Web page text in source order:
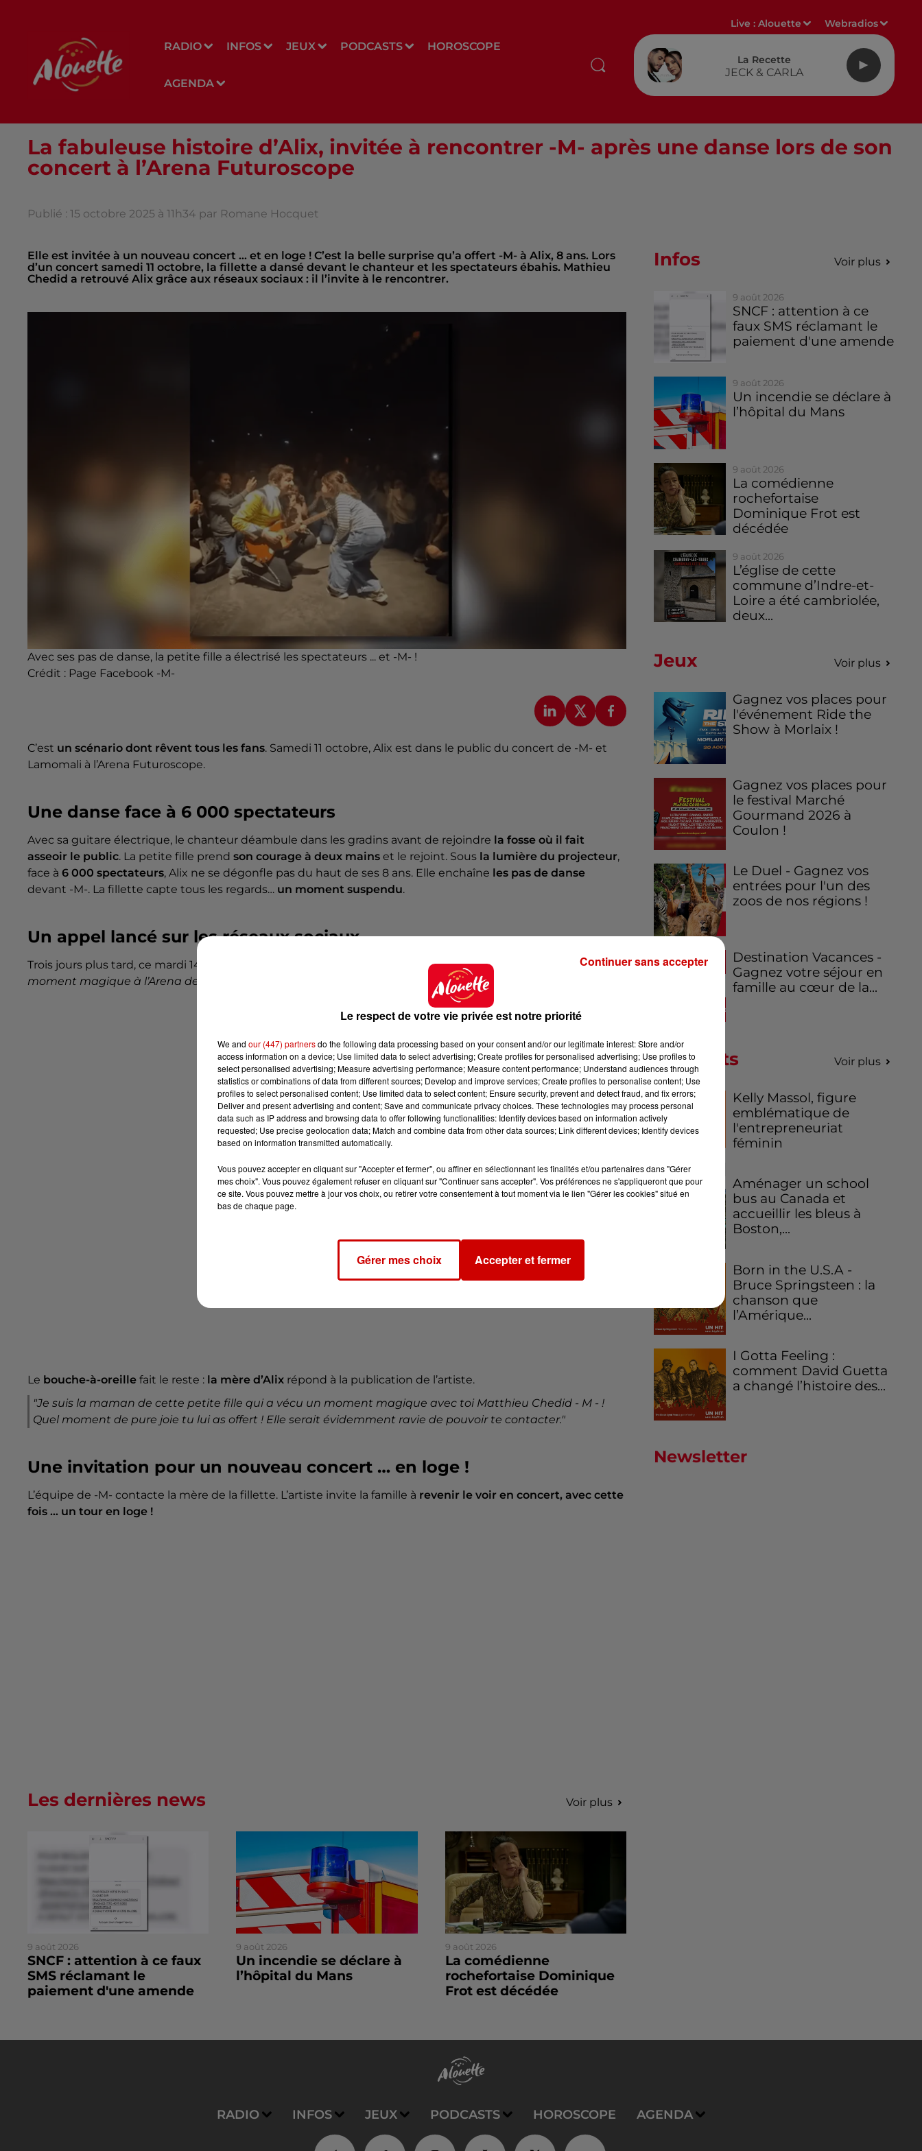
RADIO INFOS JEUX PODCASTS HOROSCOPE
AGENDA
Live :Alouette Webradios
La Recette
JECK & CARLA
La fabuleuse histoire d’Alix, invitée à rencontrer -M- après une danse lors de son
concert à l’Arena Futuroscope
Publié : 15 octobre 2025 à 11h34 par Romane Hocquet
Elle est invitée à un nouveau concert … et en loge ! C’est la belle surprise qu’a offert -M- à Alix, 8 ans. Lors
d’un concert samedi 11 octobre, la fillette a dansé devant le chanteur et les spectateurs ébahis. Mathieu
Chedid a retrouvé Alix grâce aux réseaux sociaux : il l’invite à le rencontrer.
Avec ses pas de danse, la petite fille a électrisé les spectateurs ... et -M- !
Crédit : Page Facebook -M-
C’est un scénario dont rêvent tous les fans. Samedi 11 octobre, Alix est dans le public du concert de -M- et
Lamomali à l’Arena Futuroscope.
Une danse face à 6 000 spectateurs
Avec sa guitare électrique, le chanteur déambule dans les gradins avant de rejoindre la fosse où il fait
asseoir le public. La petite fille prend son courage à deux mains et le rejoint. Sous la lumière du projecteur,
face à 6 000 spectateurs, Alix ne se dégonfle pas du haut de ses 8 ans. Elle enchaîne les pas de danse
devant -M-. La fillette capte tous les regards… un moment suspendu.
Un appel lancé sur les réseaux sociaux
Trois jours plus tard, ce mardi 14 octobre, -M- lance un appel sur les réseaux sociaux:
"Merci à toi pour ce
moment magique à l’Arena de Poitiers… Comment te contacter pour te remercier ?"
Le bouche-à-oreille fait le reste : la mère d’Alix répond à la publication de l’artiste.
"Je suis la maman de cette petite fille qui a vécu un moment magique avec toi Matthieu Chedid - M - !
Quel moment de pure joie tu lui as offert ! Elle serait évidemment ravie de pouvoir te contacter."
Une invitation pour un nouveau concert … en loge !
L’équipe de -M- contacte la mère de la fillette. L’artiste invite la famille à revenir le voir en concert, avec cette
fois … un tour en loge !
Infos Voir plus
9 août 2026
SNCF : attention à ce
faux SMS réclamant le
paiement d'une amende
9 août 2026
Un incendie se déclare à
l’hôpital du Mans
9 août 2026
La comédienne
rochefortaise
Dominique Frot est
décédée
9 août 2026
L’église de cette
commune d’Indre-et-
Loire a été cambriolée,
deux...
Jeux Voir plus
Gagnez vos places pour
l'événement Ride the
Show à Morlaix !
Gagnez vos places pour
le festival Marché
Gourmand 2026 à
Coulon !
Le Duel - Gagnez vos
entrées pour l'un des
zoos de nos régions !
Destination Vacances -
Gagnez votre séjour en
famille au cœur de la...
Podcasts Voir plus
Kelly Massol, figure
emblématique de
l'entrepreneuriat
féminin
Aménager un school
bus au Canada et
accueillir les bleus à
Boston,...
Born in the U.S.A -
Bruce Springsteen : la
chanson que
l’Amérique...
I Gotta Feeling :
comment David Guetta
a changé l’histoire des...
Newsletter
Les dernières news Voir plus
9 août 2026
SNCF : attention à ce faux
SMS réclamant le
paiement d'une amende
9 août 2026
Un incendie se déclare à
l’hôpital du Mans
9 août 2026
La comédienne
rochefortaise Dominique
Frot est décédée
RADIO INFOS JEUX PODCASTS HOROSCOPE AGENDA
Le respect de votre vie privée est notre priorité
We and our (447) partnersdo the following data processing based on your consent and/or our legitimate interest: Store and/or
access information on a device; Use limited data to select advertising; Create profiles for personalised advertising; Use profiles to
select personalised advertising; Measure advertising performance; Measure content performance; Understand audiences through
statistics or combinations of data from different sources; Develop and improve services; Create profiles to personalise content; Use
profiles to select personalised content; Use limited data to select content; Ensure security, prevent and detect fraud, and fix errors;
Deliver and present advertising and content; Save and communicate privacy choices. These technologies may process personal
data such as IP address and browsing data to offer following functionalities: Identify devices based on information actively
requested; Use precise geolocation data; Match and combine data from other data sources; Link different devices; Identify devices
based on information transmitted automatically.
Vous pouvez accepter en cliquant sur "Accepter et fermer", ou affiner en sélectionnant les finalités et/ou partenaires dans "Gérer
mes choix". Vous pouvez également refuser en cliquant sur "Continuer sans accepter". Vos préférences ne s'appliqueront que pour
ce site. Vous pouvez mettre à jour vos choix, ou retirer votre consentement à tout moment via le lien "Gérer les cookies" situé en
bas de chaque page.
Gérer mes choix Accepter et fermer
Continuer sans accepter